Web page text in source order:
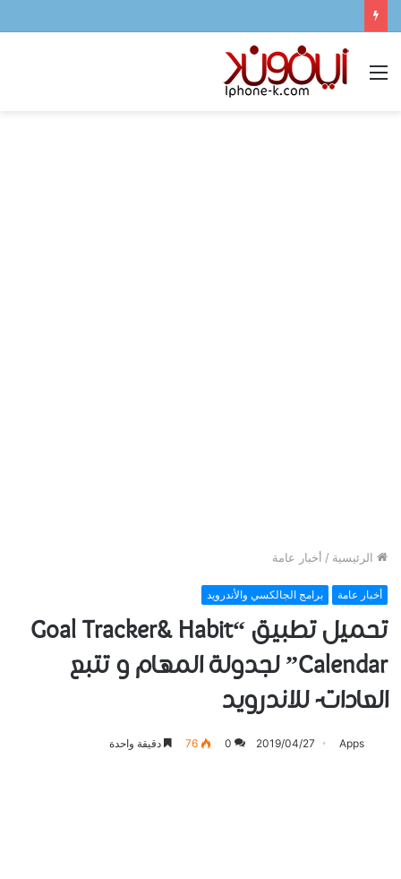
القائمة
الرئيسية / أخبار عامة
أخبار عامة برامج الجالكسي والأندرويد
تحميل تطبيق “Goal Tracker& Habit
Calendar” لجدولة المهام و تتبع
العادات- للاندرويد
Apps
2019/04/27
0
76 دقيقة واحدة